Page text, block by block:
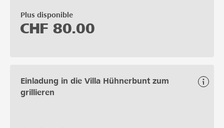
Plus disponible
CHF 80.00
Einladung in die Villa Hühnerbunt zum
grillieren